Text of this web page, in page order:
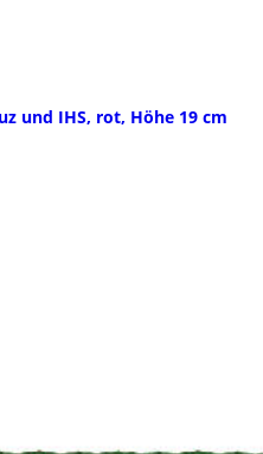
und IHS, rot, Höhe 19 cm